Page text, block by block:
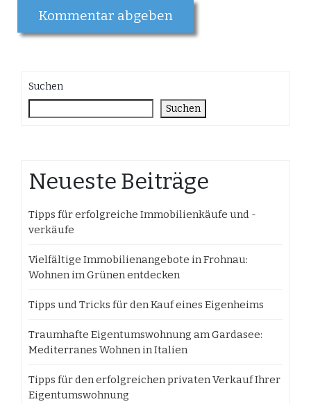
Suchen
Suchen
Neueste Beiträge
Tipps für erfolgreiche Immobilienkäufe und -
verkäufe
Vielfältige Immobilienangebote in Frohnau:
Wohnen im Grünen entdecken
Tipps und Tricks für den Kauf eines Eigenheims
Traumhafte Eigentumswohnung am Gardasee:
Mediterranes Wohnen in Italien
Tipps für den erfolgreichen privaten Verkauf Ihrer
Eigentumswohnung